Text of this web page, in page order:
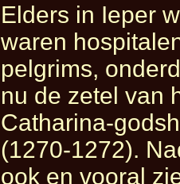
Elders in Ieper
waren
pelgrims,
nu de zetel van
Catharina-
(1270-1272).
ook en vooral